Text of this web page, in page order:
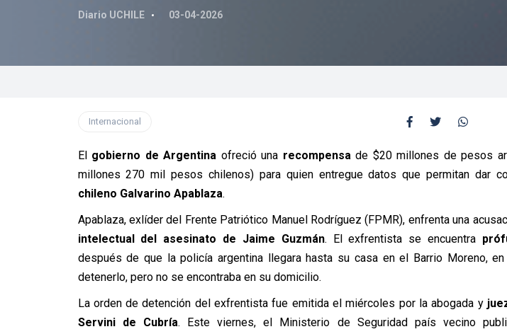
Diario UCHILE 03-04-2026
Internacional
El gobierno de Argentina ofreció una recompensade $20 millones de pesos
millones 270 mil pesos chilenos) para quien entregue datos que permitan dar
chileno Galvarino Apablaza.
Apablaza, exlíder del Frente Patriótico Manuel Rodríguez (FPMR), enfrenta una
intelectual del asesinato de Jaime Guzmán. El exfrentista se encuentra
después de que la policía argentina llegara hasta su casa en el Barrio Moreno,
detenerlo, pero no se encontraba en su domicilio.
La orden de detención del exfrentista fue emitida el miércoles por la abogada y
Servini de Cubría. Este viernes, el Ministerio de Seguridad país vecino